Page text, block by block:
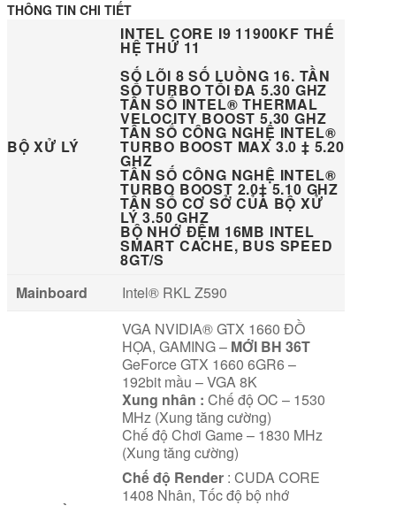
THÔNG TIN CHI TIẾT
BỘ XỬ LÝ
INTEL CORE I9 11900KF THẾ
HỆ THỨ 11
SỐ LÕI 8 SỐ LUỒNG 16. TẦN
SỐ TURBO TỐI ĐA 5.30 GHZ
TẦN SỐ INTEL® THERMAL
VELOCITY BOOST 5.30 GHZ
TẦN SỐ CÔNG NGHỆ INTEL®
TURBO BOOST MAX 3.0 ‡ 5.20
GHZ
TẦN SỐ CÔNG NGHỆ INTEL®
TURBO BOOST 2.0‡ 5.10 GHZ
TẦN SỐ CƠ SỞ CỦA BỘ XỬ
LÝ 3.50 GHZ
BỘ NHỚ ĐỆM 16MB INTEL
SMART CACHE, BUS SPEED
8GT/S
Mainboard
Intel® RKL Z590
VGA NVIDIA® GTX 1660 ĐỒ
HỌA, GAMING – MỚI BH 36T
GeForce GTX 1660 6GR6 –
192bit mầu – VGA 8K
Xung nhân : Chế độ OC – 1530
MHz (Xung tăng cường)
Chế độ Chơi Game – 1830 MHz
(Xung tăng cường)
Chế độ Render : CUDA CORE
1408 Nhân, Tốc độ bộ nhớ